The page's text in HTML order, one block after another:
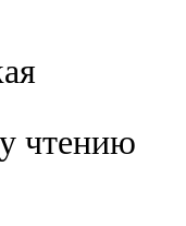
чтению